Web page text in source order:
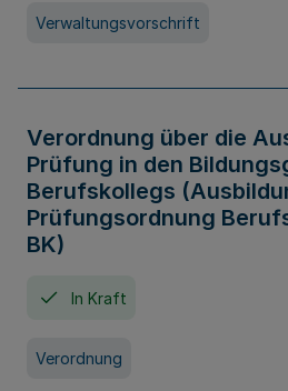
Verwaltungsvorschrift
Verordnung über die
Prüfung in den
Berufskollegs
Prüfungsordnung
BK)
In Kraft
Verordnung